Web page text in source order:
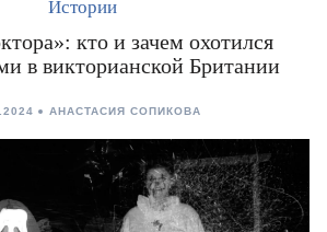
Истории
кто и зачем охотился
в викторианской Британии
АНАСТАСИЯ СОПИКОВА